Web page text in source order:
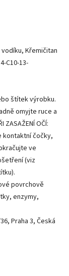
Křemičitan
C10-13-
štítek výrobku.
omyjte ruce a
OČÍ:
kontaktní čočky,
ve
(viz
povrchově
enzymy,
Praha 3, Česká